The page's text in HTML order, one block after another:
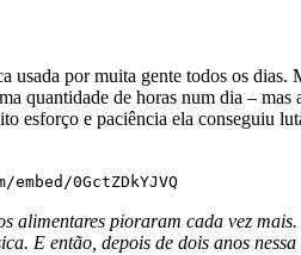
usada por muita gente todos os
quantidade de horas num dia –
esforço e paciência ela conseguiu
0GctZDkYJVQ
alimentares pioraram cada vez
E então, depois de dois anos